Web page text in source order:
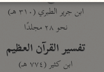
ابن جرير الطبري (٣١٠ هـ)
نحو ٢٨ مجلدًا
تفسير القرآن العظيم
ابن كثير (٧٧٤ هـ)